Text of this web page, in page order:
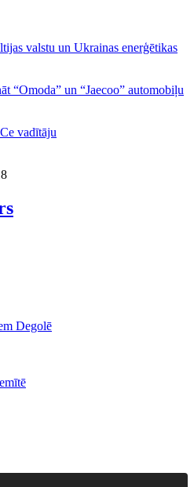
valstu un Ukrainas enerģētikas
“Omoda” un “Jaecoo” automobiļu
vadītāju
8
Degolē